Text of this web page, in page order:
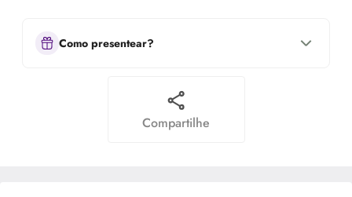
Como presentear?
Compartilhe